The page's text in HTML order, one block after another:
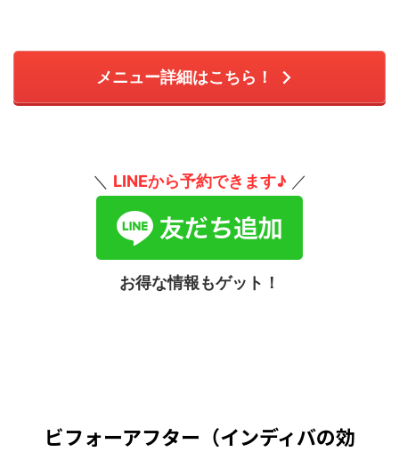
メニュー詳細はこちら！
＼ LINEから予約できます♪／
お得な情報もゲット！
ビフォーアフター（インディバの効